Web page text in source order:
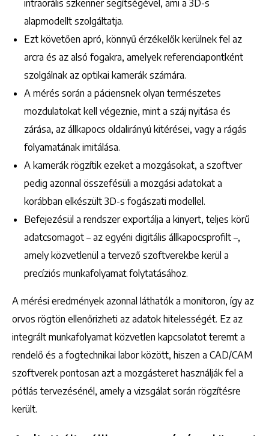
intraorális szkenner segítségével, ami a 3D-s
alapmodellt szolgáltatja.
Ezt követően apró, könnyű érzékelők kerülnek fel az
arcra és az alsó fogakra, amelyek referenciapontként
szolgálnak az optikai kamerák számára.
A mérés során a páciensnek olyan természetes
mozdulatokat kell végeznie, mint a száj nyitása és
zárása, az állkapocs oldalirányú kitérései, vagy a rágás
folyamatának imitálása.
A kamerák rögzítik ezeket a mozgásokat, a szoftver
pedig azonnal összefésüli a mozgási adatokat a
korábban elkészült 3D-s fogászati modellel.
Befejezésül a rendszer exportálja a kinyert, teljes körű
adatcsomagot – az egyéni digitális állkapocsprofilt –,
amely közvetlenül a tervező szoftverekbe kerül a
precíziós munkafolyamat folytatásához.
A mérési eredmények azonnal láthatók a monitoron, így az
orvos rögtön ellenőrizheti az adatok hitelességét. Ez az
integrált munkafolyamat közvetlen kapcsolatot teremt a
rendelő és a fogtechnikai labor között, hiszen a CAD/CAM
szoftverek pontosan azt a mozgásteret használják fel a
pótlás tervezésénél, amely a vizsgálat során rögzítésre
került.